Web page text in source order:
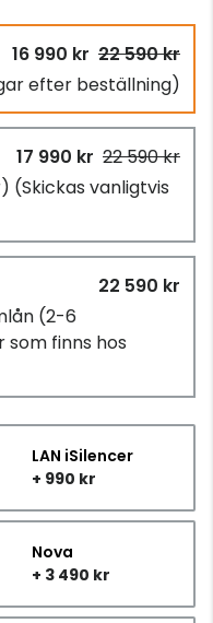
16 990 kr 22 590 kr
efter beställning)
17 990 kr 22 590 kr
(Skickas vanligtvis
22 590 kr
(2-6
finns hos
LAN iSilencer
+ 990 kr
Nova
+ 3 490 kr